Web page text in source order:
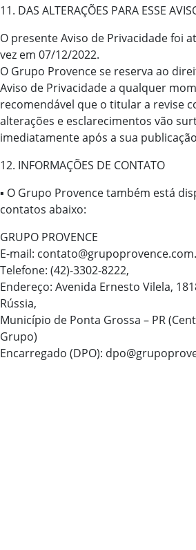
11. DAS ALTERAÇÕES PARA ESSE
O presente Aviso de Privacidade foi
vez em 07/12/2022.
O Grupo Provence se reserva ao
Aviso de Privacidade a qualquer
recomendável que o titular a revise
alterações e esclarecimentos vão
imediatamente após a sua
12. INFORMAÇÕES DE CONTATO
▪ O Grupo Provence também está
contatos abaixo:
GRUPO PROVENCE
E-mail:
Telefone: (42)-3302-8222,
Endereço: Avenida Ernesto Vilela,
Rússia,
Município de Ponta Grossa – PR
Grupo)
Encarregado (DPO):